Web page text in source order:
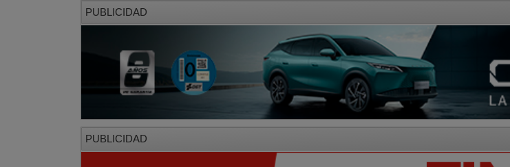
PUBLICIDAD
PUBLICIDAD